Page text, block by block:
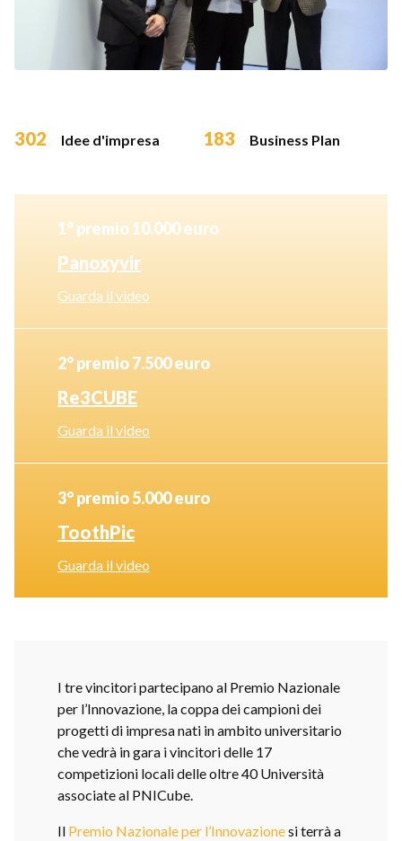
302 Idee d'impresa 183 Business Plan
1° premio 10.000 euro
Panoxyvir
Guarda il video
2° premio 7.500 euro
Re3CUBE
Guarda il video
3° premio 5.000 euro
ToothPic
Guarda il video
I tre vincitori partecipano al Premio Nazionale
per l’Innovazione, la coppa dei campioni dei
progetti di impresa nati in ambito universitario
che vedrà in gara i vincitori delle 17
competizioni locali delle oltre 40 Università
associate al PNICube.
Il Premio Nazionale per l’Innovazionesi terrà a